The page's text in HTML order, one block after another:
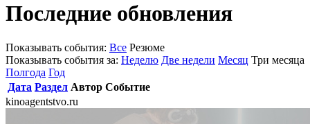
Последние обновления
Показывать события: Все Резюме
Показывать события за: Неделю Две недели Месяц Три месяца
Полгода Год
Дата Раздел Автор Событие
kinoagentstvo.ru